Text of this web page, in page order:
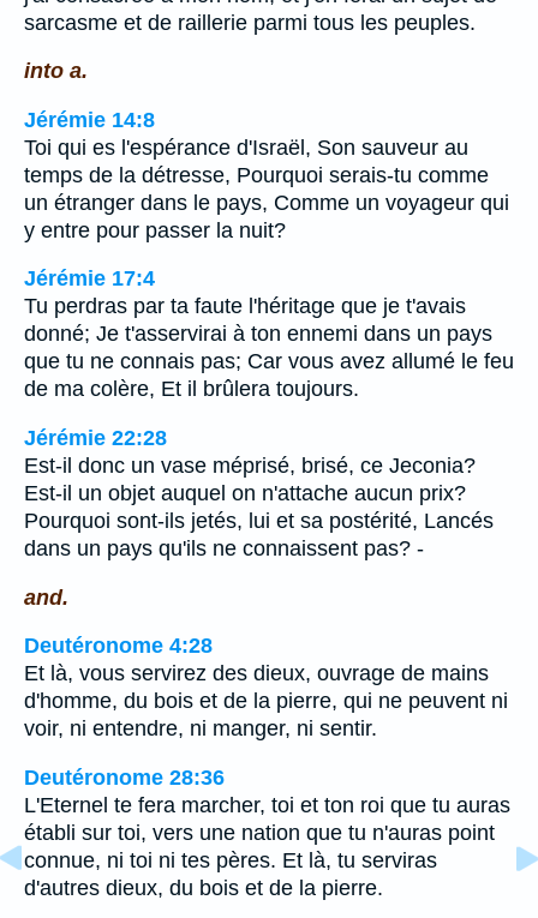
sarcasme et de raillerie parmi tous les peuples.
into a.
Jérémie 14:8
Toi qui es l'espérance d'Israël, Son sauveur au
temps de la détresse, Pourquoi serais-tu comme
un étranger dans le pays, Comme un voyageur qui
y entre pour passer la nuit?
Jérémie 17:4
Tu perdras par ta faute l'héritage que je t'avais
donné; Je t'asservirai à ton ennemi dans un pays
que tu ne connais pas; Car vous avez allumé le feu
de ma colère, Et il brûlera toujours.
Jérémie 22:28
Est-il donc un vase méprisé, brisé, ce Jeconia?
Est-il un objet auquel on n'attache aucun prix?
Pourquoi sont-ils jetés, lui et sa postérité, Lancés
dans un pays qu'ils ne connaissent pas? -
and.
Deutéronome 4:28
Et là, vous servirez des dieux, ouvrage de mains
d'homme, du bois et de la pierre, qui ne peuvent ni
voir, ni entendre, ni manger, ni sentir.
Deutéronome 28:36
L'Eternel te fera marcher, toi et ton roi que tu auras
établi sur toi, vers une nation que tu n'auras point
connue, ni toi ni tes pères. Et là, tu serviras
d'autres dieux, du bois et de la pierre.